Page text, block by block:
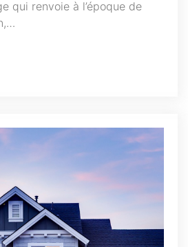
qui renvoie à l’époque de